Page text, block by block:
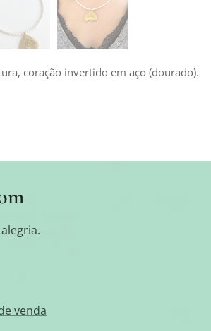
coração invertido em aço (dourado).
venda